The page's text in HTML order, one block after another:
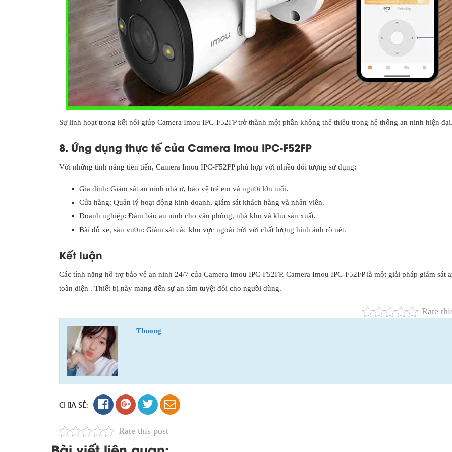
Sự linh hoạt trong kết nối giúp Camera Imou IPC-F52FP trở thành một phần không thể thiếu trong hệ thống an ninh hiện
8. Ứng dụng thực tế của Camera Imou IPC-F52FP
Với những tính năng tiên tiến, Camera Imou IPC-F52FP phù hợp với nhiều đối tượng sử dụng:
Gia đình: Giám sát an ninh nhà ở, bảo vệ trẻ em và người lớn tuổi.
Cửa hàng: Quản lý hoạt động kinh doanh, giám sát khách hàng và nhân viên.
Doanh nghiệp: Đảm bảo an ninh cho văn phòng, nhà kho và khu sản xuất.
Bãi đỗ xe, sân vườn: Giám sát các khu vực ngoài trời với chất lượng hình ảnh rõ nét.
Kết luận
Các tính năng hỗ trợ bảo vệ an ninh 24/7 của Camera Imou IPC-F52FP. Camera Imou IPC-F52FP là một giải pháp giám sát
toàn diện . Thiết bị này mang đến sự an tâm tuyệt đối cho người dùng.
Rate
Thuong
CHIA SẺ:
Rate this post